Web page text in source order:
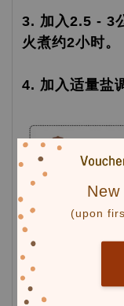
(upon
3. 加入2.5 - 3
火煮约2小时。
4. 加入适量盐